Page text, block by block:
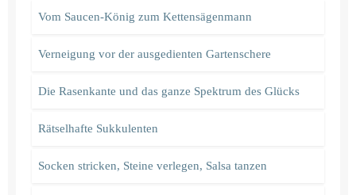
Vom Saucen-König zum Kettensägenmann
Verneigung vor der ausgedienten Gartenschere
Die Rasenkante und das ganze Spektrum des Glücks
Rätselhafte Sukkulenten
Socken stricken, Steine verlegen, Salsa tanzen